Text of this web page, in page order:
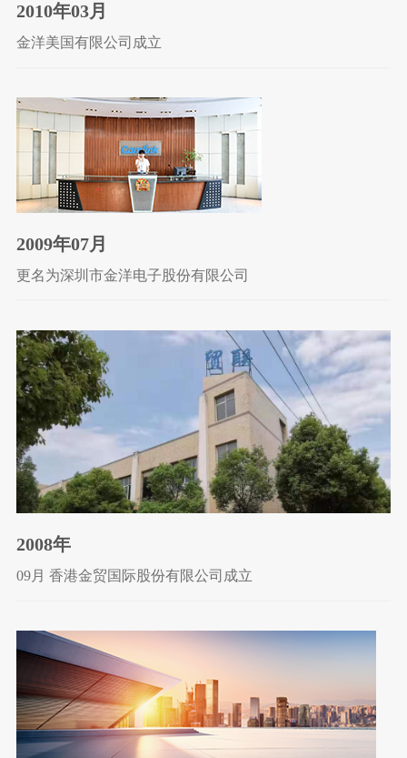
2010年03月
金洋美国有限公司成立
2009年07月
更名为深圳市金洋电子股份有限公司
2008年
09月 香港金贸国际股份有限公司成立